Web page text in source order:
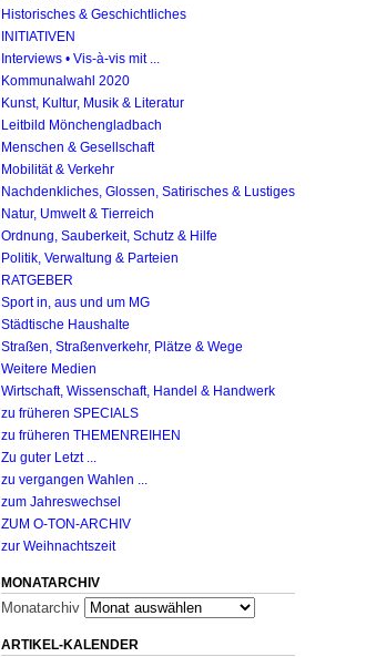
Historisches & Geschichtliches
INITIATIVEN
Interviews • Vis-à-vis mit ...
Kommunalwahl 2020
Kunst, Kultur, Musik & Literatur
Leitbild Mönchengladbach
Menschen & Gesellschaft
Mobilität & Verkehr
Nachdenkliches, Glossen, Satirisches & Lustiges
Natur, Umwelt & Tierreich
Ordnung, Sauberkeit, Schutz & Hilfe
Politik, Verwaltung & Parteien
RATGEBER
Sport in, aus und um MG
Städtische Haushalte
Straßen, Straßenverkehr, Plätze & Wege
Weitere Medien
Wirtschaft, Wissenschaft, Handel & Handwerk
zu früheren SPECIALS
zu früheren THEMENREIHEN
Zu guter Letzt ...
zu vergangen Wahlen ...
zum Jahreswechsel
ZUM O-TON-ARCHIV
zur Weihnachtszeit
MONATARCHIV
Monatarchiv
ARTIKEL-KALENDER